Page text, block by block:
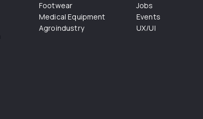
Footwear
Medical Equipment
Agroindustry
Jobs
Events
UX/UI